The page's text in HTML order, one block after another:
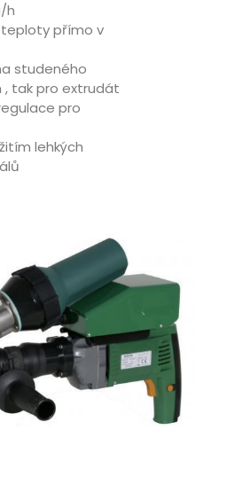
h
přímo v
studeného
, tak pro extrudát
pro
lehkých